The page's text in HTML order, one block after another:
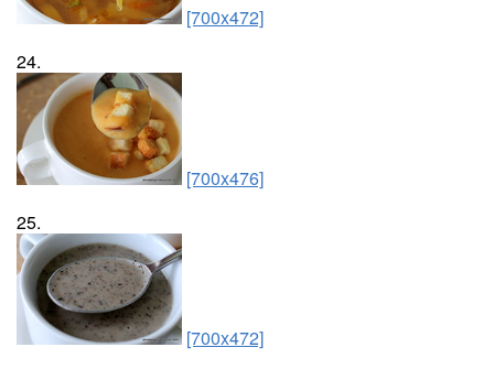
[700x472]
24.
[700x476]
25.
[700x472]